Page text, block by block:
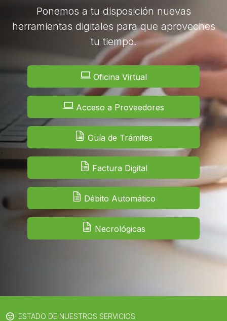
Ponemos a tu disposición nuevas
herramientas digitales para que aproveches
tu tiempo.
Oficina Virtual
Acceso a Proveedores
Guía de Trámites
Factura Digital
Débito Automático
Necrológicas
ESTADO DE NUESTROS SERVICIOS